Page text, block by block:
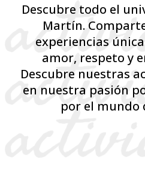
Descubre todo el
Martín.
experiencias
amor, respeto y
Descubre nuestras
en nuestra pasión
por el mundo